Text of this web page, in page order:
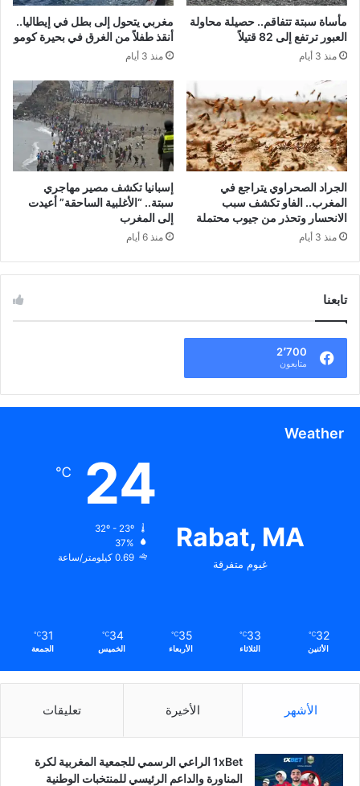
مأساة سبتة تتفاقم.. حصيلة محاولة
العبور ترتفع إلى 82 قتيلاً
منذ 3 أيام
مغربي يتحول إلى بطل في إيطاليا..
أنقذ طفلاً من الغرق في بحيرة كومو
منذ 3 أيام
الجراد الصحراوي يتراجع في
المغرب.. الفاو تكشف سبب
الانحسار وتحذر من جيوب محتملة
منذ 3 أيام
إسبانيا تكشف مصير مهاجري
سبتة.. “الأغلبية الساحقة” أعيدت
إلى المغرب
منذ 6 أيام
تابعنا
2٬700
متابعون
Weather
Rabat, MA
غيوم متفرقة
24
℃
37%
0.69 كيلومتر/ساعة
32
℃
الأثنين
33
℃
الثلاثاء
35
℃
الأربعاء
34
℃
الخميس
31
℃
الجمعة
الأشهر الأخيرة تعليقات
1xBet الراعي الرسمي للجمعية المغربية لكرة
المناورة والداعم الرئيسي للمنتخبات الوطنية